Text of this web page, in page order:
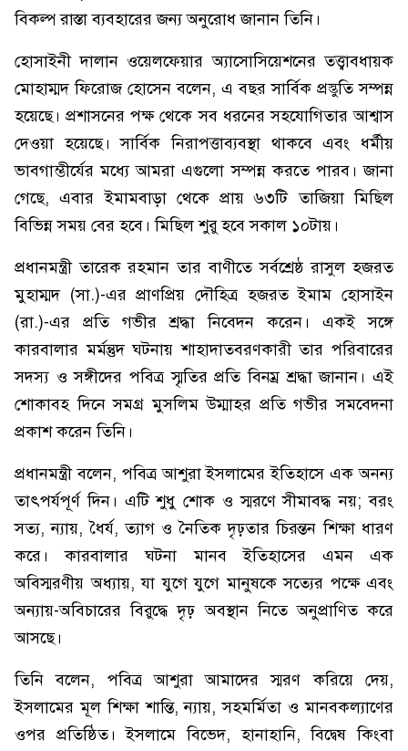
বিকল্প রাস্তা ব্যবহারের জন্য অনুরোধ জানান তিনি।
হোসাইনী দালান ওয়েলফেয়ার অ্যাসোসিয়েশনের তত্ত্বাবধায়ক
মোহাম্মদ ফিরোজ হোসেন বলেন, এ বছর সার্বিক প্রস্তুতি সম্পন্ন
হয়েছে। প্রশাসনের পক্ষ থেকে সব ধরনের সহযোগিতার আশ্বাস
দেওয়া হয়েছে। সার্বিক নিরাপত্তাব্যবস্থা থাকবে এবং ধর্মীয়
ভাবগাম্ভীর্যের মধ্যে আমরা এগুলো সম্পন্ন করতে পারব। জানা
গেছে, এবার ইমামবাড়া থেকে প্রায় ৬৩টি তাজিয়া মিছিল
বিভিন্ন সময় বের হবে। মিছিল শুরু হবে সকাল ১০টায়।
প্রধানমন্ত্রী তারেক রহমান তার বাণীতে সর্বশ্রেষ্ঠ রাসুল হজরত
মুহাম্মদ (সা.)-এর প্রাণপ্রিয় দৌহিত্র হজরত ইমাম হোসাইন
(রা.)-এর প্রতি গভীর শ্রদ্ধা নিবেদন করেন। একই সঙ্গে
কারবালার মর্মন্তুদ ঘটনায় শাহাদাতবরণকারী তার পরিবারের
সদস্য ও সঙ্গীদের পবিত্র স্মৃতির প্রতি বিনম্র শ্রদ্ধা জানান। এই
শোকাবহ দিনে সমগ্র মুসলিম উম্মাহর প্রতি গভীর সমবেদনা
প্রকাশ করেন তিনি।
প্রধানমন্ত্রী বলেন, পবিত্র আশুরা ইসলামের ইতিহাসে এক অনন্য
তাৎপর্যপূর্ণ দিন। এটি শুধু শোক ও স্মরণে সীমাবদ্ধ নয়; বরং
সত্য, ন্যায়, ধৈর্য, ত্যাগ ও নৈতিক দৃঢ়তার চিরন্তন শিক্ষা ধারণ
করে। কারবালার ঘটনা মানব ইতিহাসের এমন এক
অবিস্মরণীয় অধ্যায়, যা যুগে যুগে মানুষকে সত্যের পক্ষে এবং
অন্যায়-অবিচারের বিরুদ্ধে দৃঢ় অবস্থান নিতে অনুপ্রাণিত করে
আসছে।
তিনি বলেন, পবিত্র আশুরা আমাদের স্মরণ করিয়ে দেয়,
ইসলামের মূল শিক্ষা শান্তি, ন্যায়, সহমর্মিতা ও মানবকল্যাণের
ওপর প্রতিষ্ঠিত। ইসলামে বিভেদ, হানাহানি, বিদ্বেষ কিংবা